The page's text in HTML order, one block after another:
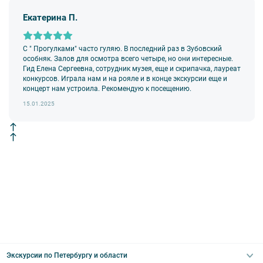
9. На ряд экскурсий туроператор предоставляет в аренду
оборудования во время проведения экскурсионной программы
возлагается на экскурсанта. В случае утери или порчи
оборудования экскурсант обязан возместить полную стоимость
комплекта в размере 5500 руб. 00 коп.
Внимание! В составе экскурсионного маршрута возможны
изменения, так как некоторые интерьеры могут быть
недоступны по решению руководства объекта.
Екатерина П.
С " Прогулками" часто гуляю. В последний раз в Зубовский
особняк. Залов для осмотра всего четыре, но они интересные.
Гид Елена Сергеевна, сотрудник музея, еще и скрипачка, лауреат
конкурсов. Играла нам и на рояле и в конце экскурсии еще и
концерт нам устроила. Рекомендую к посещению.
15.01.2025
Экскурсии по Петербургу и области